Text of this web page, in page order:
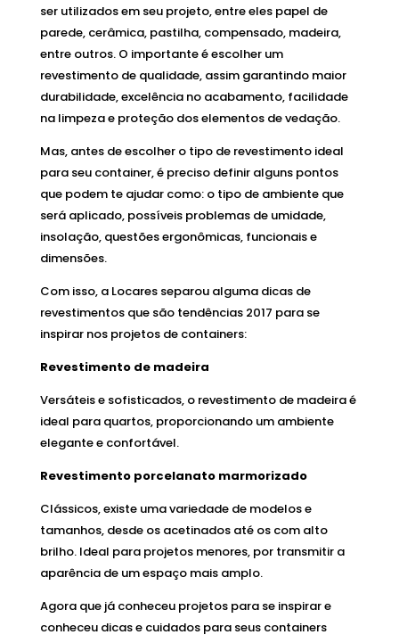
ser utilizados em seu projeto, entre eles papel de
parede, cerâmica, pastilha, compensado, madeira,
entre outros. O importante é escolher um
revestimento de qualidade, assim garantindo maior
durabilidade, excelência no acabamento, facilidade
na limpeza e proteção dos elementos de vedação.
Mas, antes de escolher o tipo de revestimento ideal
para seu container, é preciso definir alguns pontos
que podem te ajudar como: o tipo de ambiente que
será aplicado, possíveis problemas de umidade,
insolação, questões ergonômicas, funcionais e
dimensões.
Com isso, a Locares separou alguma dicas de
revestimentos que são tendências 2017 para se
inspirar nos projetos de containers:
Revestimento de madeira
Versáteis e sofisticados, o revestimento de madeira é
ideal para quartos, proporcionando um ambiente
elegante e confortável.
Revestimento porcelanato marmorizado
Clássicos, existe uma variedade de modelos e
tamanhos, desde os acetinados até os com alto
brilho. Ideal para projetos menores, por transmitir a
aparência de um espaço mais amplo.
Agora que já conheceu projetos para se inspirar e
conheceu dicas e cuidados para seus containers